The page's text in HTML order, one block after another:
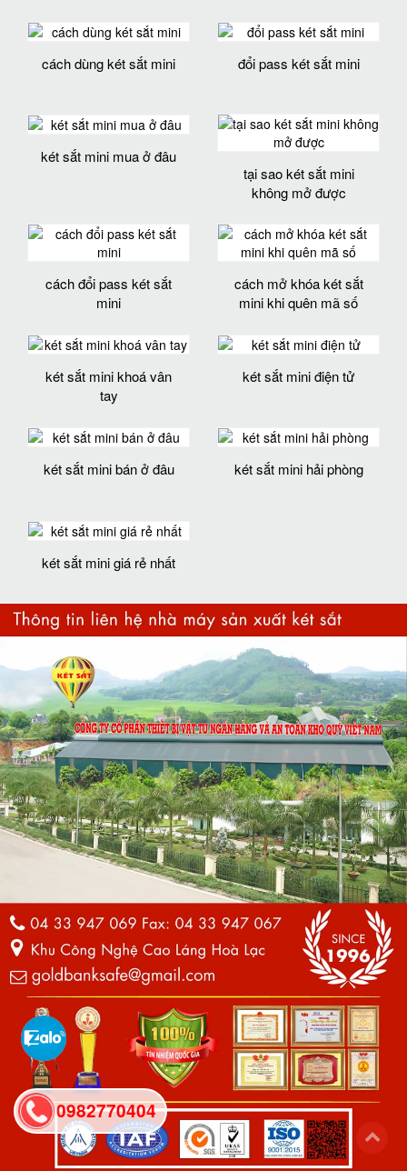
cách dùng két sắt mini đổi pass két sắt mini
két sắt mini mua ở đâu
tại sao két sắt mini
không mở được
cách đổi pass két sắt
mini
cách mở khóa két sắt
mini khi quên mã số
két sắt mini khoá vân
tay
két sắt mini điện tử
két sắt mini bán ở đâu két sắt mini hải phòng
két sắt mini giá rẻ nhất
0982770404